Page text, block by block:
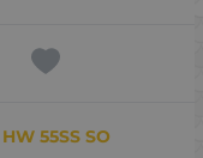
55SS SO